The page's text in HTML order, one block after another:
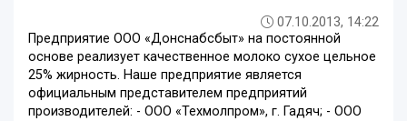
07.10.2013, 14:22
Предприятие ООО «Донснабсбыт» на постоянной
основе реализует качественное молоко сухое цельное
25% жирность. Наше предприятие является
официальным представителем предприятий
производителей: - ООО «Техмолпром», г. Гадяч; - ООО